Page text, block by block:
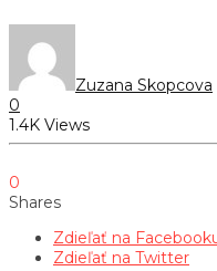
Zuzana Skopcova
0
1.4K Views
0
Shares
Zdieľať na
Zdieľať na Twitter